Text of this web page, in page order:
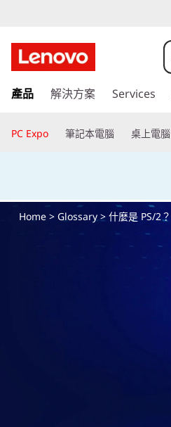
么
是
S
2
至
要
產品 解決方案 Services
PC Expo 筆記本電腦 桌上電腦
Home> Glossary> 什麼是 PS/2？